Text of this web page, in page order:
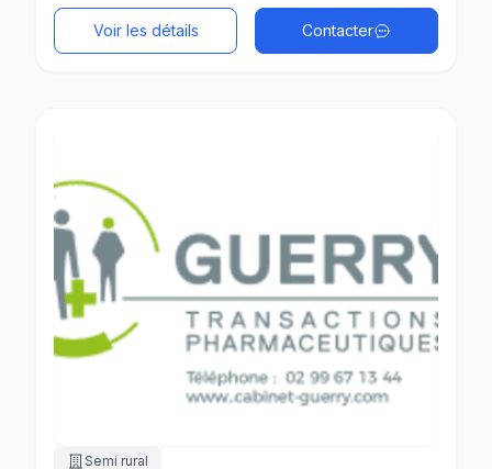
Voir les détails Contacter
Semi rural